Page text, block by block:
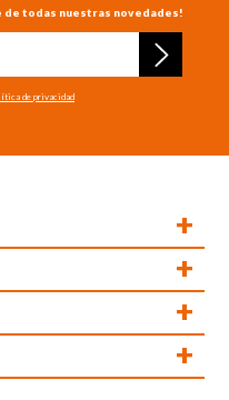
de todas nuestras novedades!
de privacidad
+
+
+
+